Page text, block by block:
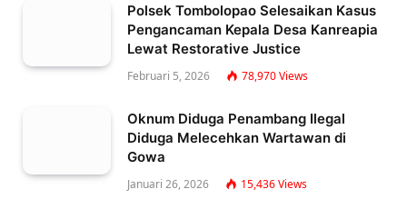
Polsek Tombolopao Selesaikan Kasus
Pengancaman Kepala Desa Kanreapia
Lewat Restorative Justice
Februari 5, 2026 78,970Views
Oknum Diduga Penambang Ilegal
Diduga Melecehkan Wartawan di
Gowa
Januari 26, 2026 15,436Views